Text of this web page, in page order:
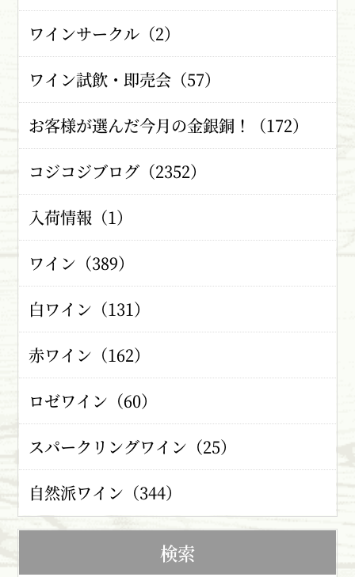
ワインサークル（2）
ワイン試飲・即売会（57）
お客様が選んだ今月の金銀銅！（172）
コジコジブログ（2352）
入荷情報（1）
ワイン（389）
白ワイン（131）
赤ワイン（162）
ロゼワイン（60）
スパークリングワイン（25）
自然派ワイン（344）
検索